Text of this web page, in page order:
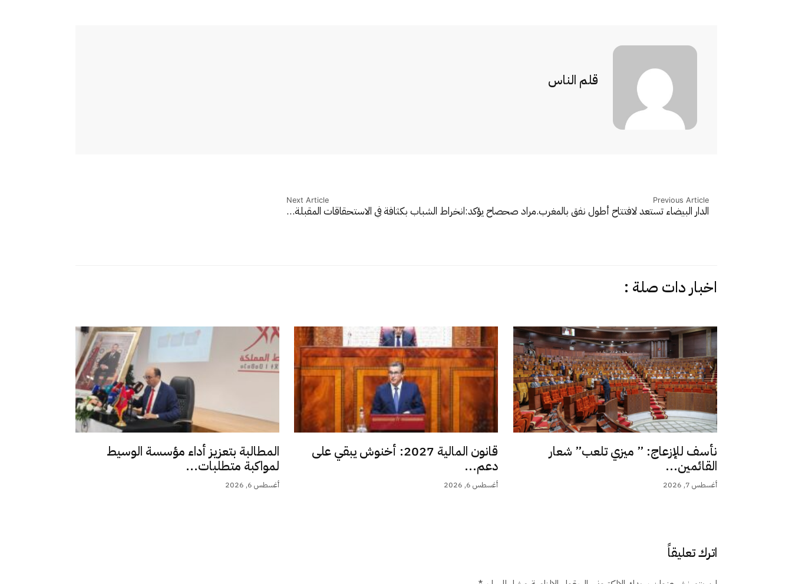
قلم الناس
Previous Article
الدار البيضاء تستعد لافتتاح أطول نفق بالمغرب.
Next Article
مراد صحصاح يؤكد:انخراط الشباب بكثافة في الاستحقاقات المقبلة…
اخبار دات صلة :
نأسف للإزعاج: ” ميزي تلعب” شعار
القائمين...
أغسطس 7, 2026
قانون المالية 2027: أخنوش يبقي على
دعم...
أغسطس 6, 2026
المطالبة بتعزيز أداء مؤسسة الوسيط
لمواكبة متطلبات...
أغسطس 6, 2026
اترك تعليقاً